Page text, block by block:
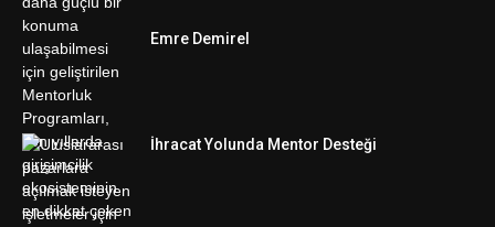
Emre Demirel
İhracat Yolunda Mentor Desteği